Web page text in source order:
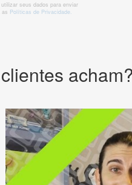
seus dados para enviar
as Políticas de Privacidade.